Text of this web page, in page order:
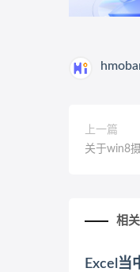
上一篇
关于win8
相
Excel当